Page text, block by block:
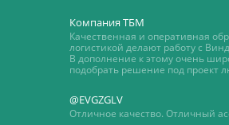
Компания ТБМ
Качественная и оперативная
логистикой делают работу с
В дополнение к этому очень
подобрать решение под проект
@EVGZGLV
Отличное качество. Отличный